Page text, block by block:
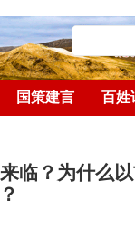
国策建言 百姓
临？为什么